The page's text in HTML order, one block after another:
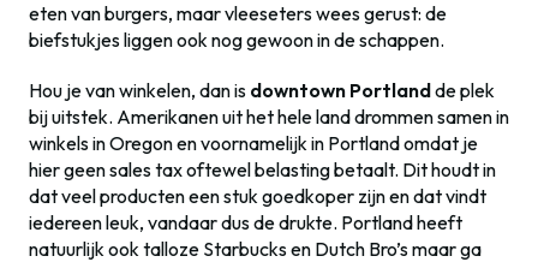
eten van burgers, maar vleeseters wees gerust: de
biefstukjes liggen ook nog gewoon in de schappen.
Hou je van winkelen, dan is downtown Portlandde plek
bij uitstek. Amerikanen uit het hele land drommen samen in
winkels in Oregon en voornamelijk in Portland omdat je
hier geen sales tax oftewel belasting betaalt. Dit houdt in
dat veel producten een stuk goedkoper zijn en dat vindt
iedereen leuk, vandaar dus de drukte. Portland heeft
natuurlijk ook talloze Starbucks en Dutch Bro’s maar ga